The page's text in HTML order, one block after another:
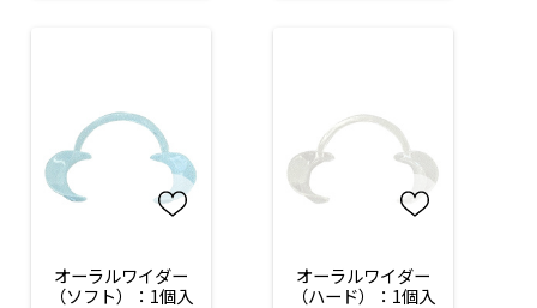
オーラルワイダー
（ソフト）：1個入
オーラルワイダー
（ハード）：1個入